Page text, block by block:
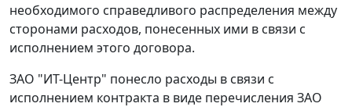
необходимого справедливого распределения между
сторонами расходов, понесенных ими в связи с
исполнением этого договора.
ЗАО "ИТ-Центр" понесло расходы в связи с
исполнением контракта в виде перечисления ЗАО